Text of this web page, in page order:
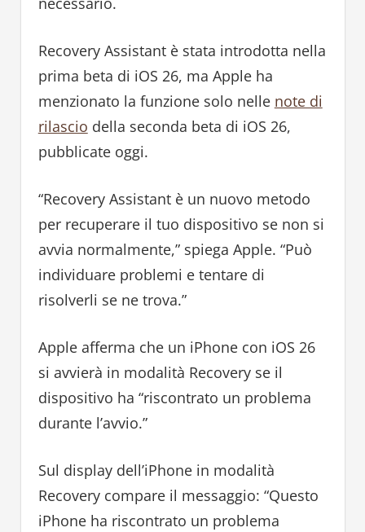
Recovery Assistant è stata introdotta nella
prima beta di iOS 26, ma Apple ha
menzionato la funzione solo nelle note di
rilascio della seconda beta di iOS 26,
pubblicate oggi.
“Recovery Assistant è un nuovo metodo
per recuperare il tuo dispositivo se non si
avvia normalmente,” spiega Apple. “Può
individuare problemi e tentare di
risolverli se ne trova.”
Apple afferma che un iPhone con iOS 26
si avvierà in modalità Recovery se il
dispositivo ha “riscontrato un problema
durante l’avvio.”
Sul display dell’iPhone in modalità
Recovery compare il messaggio: “Questo
iPhone ha riscontrato un problema